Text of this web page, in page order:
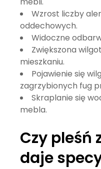
Wzrost liczby
oddechowych.
Widoczne
Zwiększona
mieszkaniu.
Pojawienie się
zagrzybionych fug
Skraplanie się
mebla.
Czy pleśń
daje